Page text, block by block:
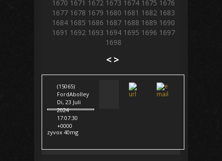
1670 1671 1672 1673 1674 1675 1676
1677 1678 1679 1680 1681 1682 1683
1684 1685 1686 1687 1688 1689 1690
1691 1692 1693 1694 1695 1696 1697
1698
<>
(15065)
FordAbolley
Di, 23 Juli
2024
17:07:30
+0000
zyvox 40mg